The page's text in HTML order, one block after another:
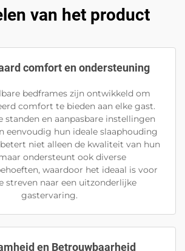
van het product
comfort en ondersteuning
bedframes zijn ontwikkeld om
comfort te bieden aan elke gast.
standen en aanpasbare instellingen
eenvoudig hun ideale slaaphouding
niet alleen de kwaliteit van hun
ondersteunt ook diverse
waardoor het ideaal is voor
streven naar een uitzonderlijke
gastervaring.
en Betrouwbaarheid